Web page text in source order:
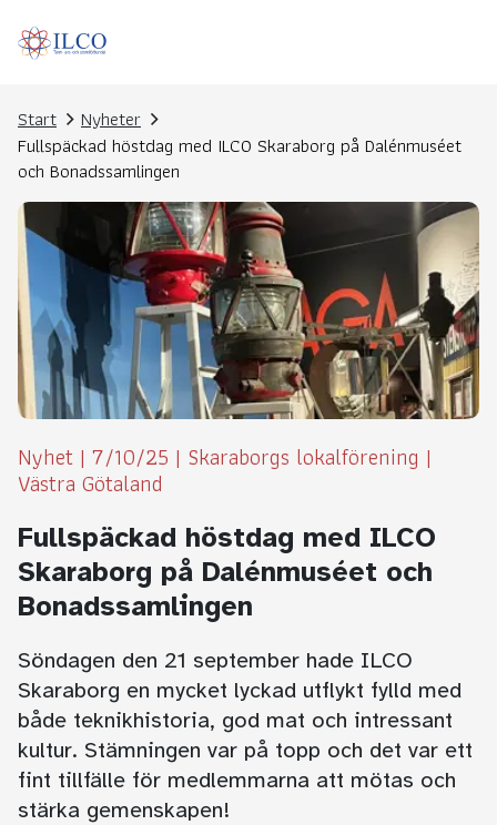
Start
Nyheter
Fullspäckad höstdag med ILCO Skaraborg på Dalénmuséet
och Bonadssamlingen
Nyhet | 7/10/25 | Skaraborgs lokalförening |
Västra Götaland
Fullspäckad höstdag med ILCO
Skaraborg på Dalénmuséet och
Bonadssamlingen
Söndagen den 21 september hade ILCO
Skaraborg en mycket lyckad utflykt fylld med
både teknikhistoria, god mat och intressant
kultur. Stämningen var på topp och det var ett
fint tillfälle för medlemmarna att mötas och
stärka gemenskapen!